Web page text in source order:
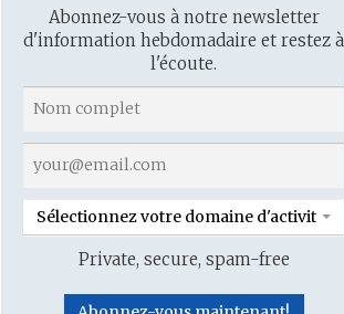
Abonnez-vous à notre newsletter
d'information hebdomadaire et restez à
l'écoute.
Sélectionnez votre domaine d'activité
Private, secure, spam-free